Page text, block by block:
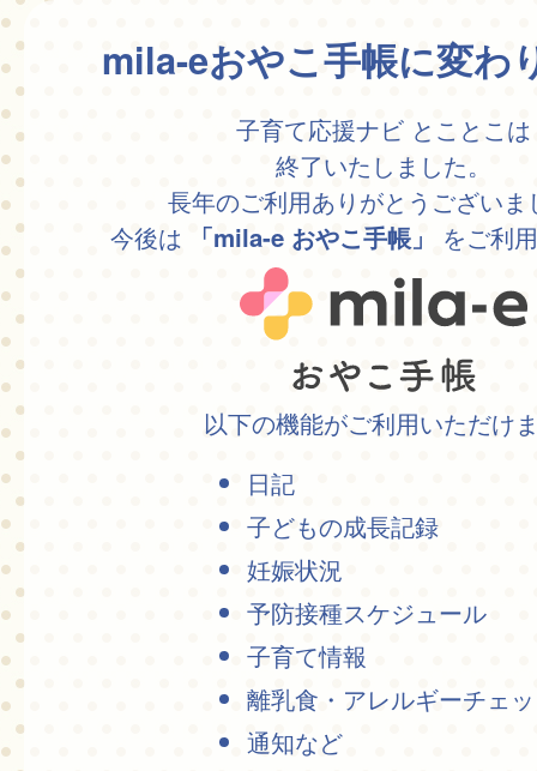
mila-eおやこ手帳に変わ
子育て応援ナビ とことこは
終了いたしました。
長年のご利用ありがとうございま
今後は
「mila-e おやこ手帳」 をご利
以下の機能がご利用いただけ
日記
子どもの成長記録
妊娠状況
予防接種スケジュール
子育て情報
離乳食・アレルギーチェ
通知など